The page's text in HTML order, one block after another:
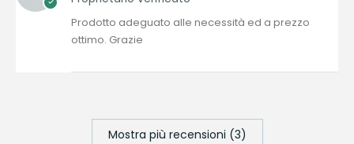
Prodotto adeguato alle necessità ed a prezzo
ottimo. Grazie
Mostra più recensioni (3)